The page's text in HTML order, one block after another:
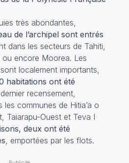
très abondantes,
de l’archipel sont entrés
dans les secteurs de Tahiti,
encore Moorea. Les
localement importants,
habitations ont été
recensement,
les communes de Hitia’a o
Taiarapu-Ouest et Teva I
deux ont été
, emportées par les flots.